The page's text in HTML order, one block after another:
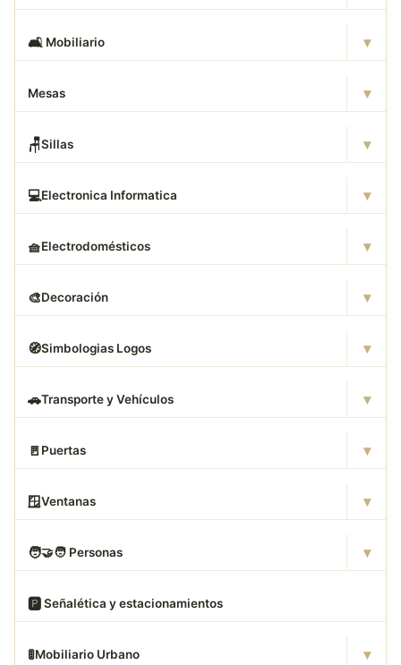
🛋 ️ Mobiliario ▾
Mesas ▾
🪑Sillas ▾
💻Electronica Informatica ▾
🧺Electrodomésticos ▾
🎨Decoración ▾
🧭Simbologias Logos ▾
🚗Transporte y Vehículos ▾
🚪 Puertas ▾
🪟Ventanas ▾
🧑‍🤝‍🧑 Personas ▾
🅿️ Señalética y estacionamientos
🚦Mobiliario Urbano ▾